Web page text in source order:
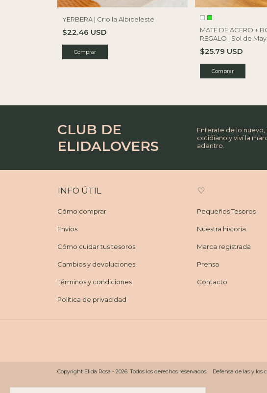
YERBERA | Criolla Albiceleste
$22.46 USD
MATE DE ACERO +
REGALO | Sol de
$25.79 USD
Comprar
CLUB DE
ELIDALOVERS
Enterate de lo nuevo,
cotidiano y viví la
adentro.
INFO ÚTIL
Cómo comprar
Envíos
Cómo cuidar tus tesoros
Cambios y devoluciones
Términos y condiciones
Política de privacidad
♡
Pequeños Tesoros
Nuestra historia
Marca registrada
Prensa
Contacto
Copyright Elida Rosa - 2026. Todos los derechos reservados. Defensa de las y los